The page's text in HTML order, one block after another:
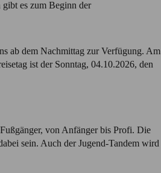
gibt es zum Beginn der
ab dem Nachmittag zur Verfügung. Am
ist der Sonntag, 04.10.2026, den
von Anfänger bis Profi. Die
sein. Auch der Jugend-Tandem wird